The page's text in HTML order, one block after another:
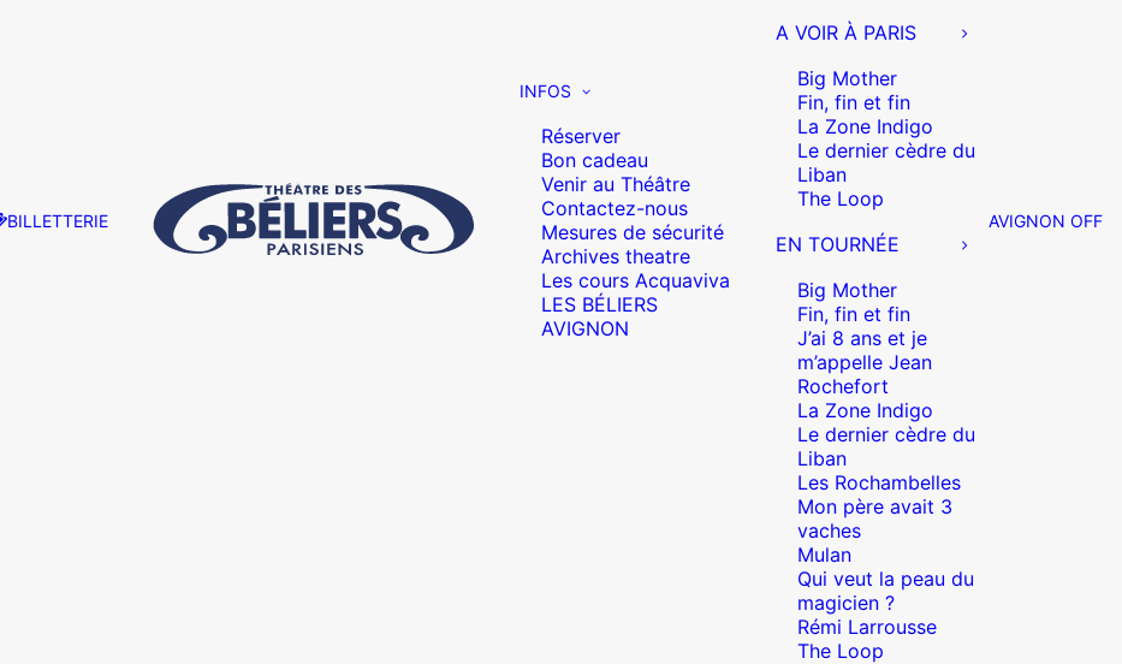
BILLETTERIE
INFOS
Réserver
Bon cadeau
Venir au Théâtre
Contactez-nous
Mesures de sécurité
Archives theatre
Les cours Acquaviva
LES BÉLIERS
AVIGNON
A VOIR À PARIS
Big Mother
Fin, fin et fin
La Zone Indigo
Le dernier cèdre du
Liban
The Loop
EN TOURNÉE
Big Mother
Fin, fin et fin
J’ai 8 ans et je
m’appelle Jean
Rochefort
La Zone Indigo
Le dernier cèdre du
Liban
Les Rochambelles
Mon père avait 3
vaches
Mulan
Qui veut la peau du
magicien ?
Rémi Larrousse
The Loop
AVIGNON OFF